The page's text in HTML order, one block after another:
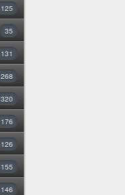
125
35
131
268
320
176
126
155
146